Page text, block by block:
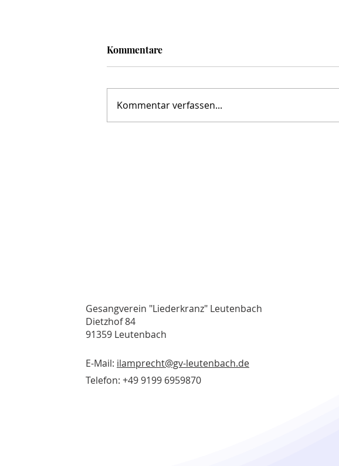
Kommentare
Kommentar verfassen...
Gesangverein "Liederkranz" Leutenbach
Dietzhof 84
91359 Leutenbach
E-Mail: ilamprecht@gv-leutenbach.de
Telefon: +49 9199 6959870